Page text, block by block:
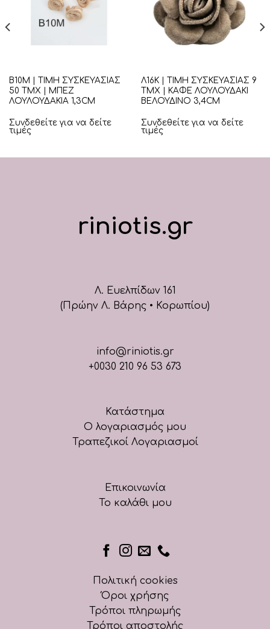
Β10Μ | ΤΙΜΗ ΣΥΣΚΕΥΑΣΙΑΣ
50 ΤΜΧ | ΜΠΕΖ
ΛΟΥΛΟΥΔΑΚΙΑ 1,3CM
Συνδεθείτε για να δείτε
τιμές
Λ16Κ | ΤΙΜΗ ΣΥΣΚΕΥΑΣΙΑΣ 9
ΤΜΧ | ΚΑΦΕ ΛΟΥΛΟΥΔΑΚΙ
ΒΕΛΟΥΔΙΝΟ 3,4CM
Συνδεθείτε για να δείτε
τιμές
riniotis.gr
Λ. Ευελπίδων 161
(Πρώην Λ. Βάρης • Κορωπίου)
info@riniotis.gr
+0030 210 96 53 673
Κατάστημα
Ο λογαριασμός μου
Τραπεζικοί Λογαριασμοί
Επικοινωνία
Το καλάθι μου
Πολιτική cookies
Όροι χρήσης
Τρόποι πληρωμής
Τρόποι αποστολής